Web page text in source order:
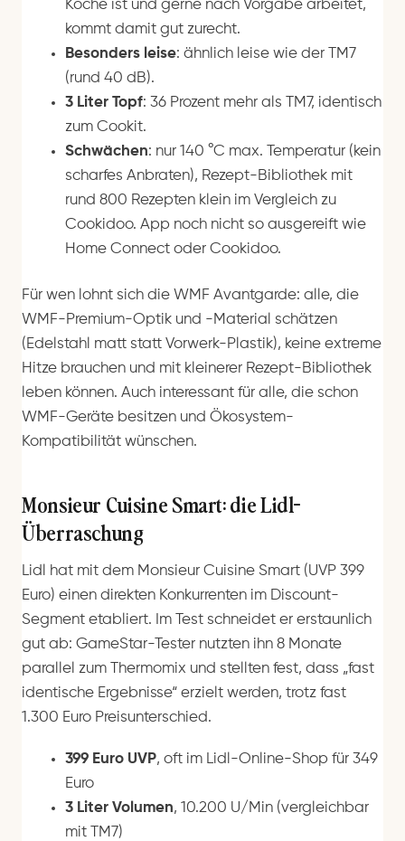
Köche ist und gerne nach Vorgabe arbeitet,
kommt damit gut zurecht.
Besonders leise: ähnlich leise wie der TM7
(rund 40 dB).
3 Liter Topf: 36 Prozent mehr als TM7, identisch
zum Cookit.
Schwächen: nur 140 °C max. Temperatur (kein
scharfes Anbraten), Rezept-Bibliothek mit
rund 800 Rezepten klein im Vergleich zu
Cookidoo. App noch nicht so ausgereift wie
Home Connect oder Cookidoo.
Für wen lohnt sich die WMF Avantgarde: alle, die
WMF-Premium-Optik und -Material schätzen
(Edelstahl matt statt Vorwerk-Plastik), keine extreme
Hitze brauchen und mit kleinerer Rezept-Bibliothek
leben können. Auch interessant für alle, die schon
WMF-Geräte besitzen und Ökosystem-
Kompatibilität wünschen.
Monsieur Cuisine Smart: die Lidl-
Überraschung
Lidl hat mit dem Monsieur Cuisine Smart (UVP 399
Euro) einen direkten Konkurrenten im Discount-
Segment etabliert. Im Test schneidet er erstaunlich
gut ab: GameStar-Tester nutzten ihn 8 Monate
parallel zum Thermomix und stellten fest, dass „fast
identische Ergebnisse“ erzielt werden, trotz fast
1.300 Euro Preisunterschied.
399 Euro UVP, oft im Lidl-Online-Shop für 349
Euro
3 Liter Volumen, 10.200 U/Min (vergleichbar
mit TM7)